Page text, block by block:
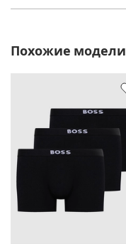
Похожие модели